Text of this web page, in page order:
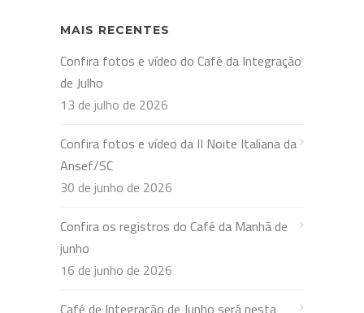
MAIS RECENTES
Confira fotos e vídeo do Café da Integração
de Julho
13 de julho de 2026
Confira fotos e vídeo da II Noite Italiana da
Ansef/SC
30 de junho de 2026
Confira os registros do Café da Manhã de
junho
16 de junho de 2026
Café de Integração de Junho será nesta